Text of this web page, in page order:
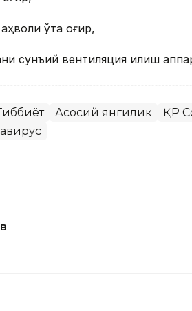
ўта оғир,
сунъий вентиляция қилиш
Асосий янгилик
ҚР